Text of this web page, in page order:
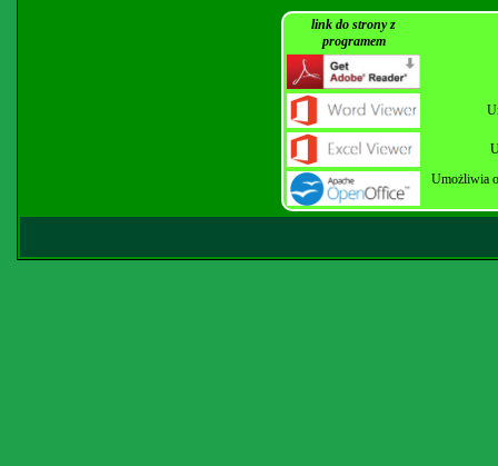
link do strony z
programem
Umożliwia